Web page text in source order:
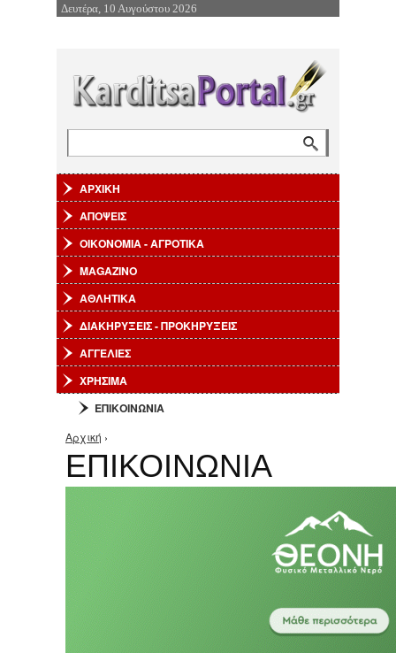
Επιστροφή στην Πλοήγηση
Δευτέρα, 10 Αυγούστου 2026
ΑΡΧΙΚΗ
ΑΠΟΨΕΙΣ
ΟΙΚΟΝΟΜΙΑ - ΑΓΡΟΤΙΚΑ
MAGAZINO
ΑΘΛΗΤΙΚΑ
ΔΙΑΚΗΡΥΞΕΙΣ - ΠΡΟΚΗΡΥΞΕΙΣ
ΑΓΓΕΛΙΕΣ
ΧΡΗΣΙΜΑ
ΕΠΙΚΟΙΝΩΝΙΑ
Είστε εδώ
Αρχική ›
ΕΠΙΚΟΙΝΩΝΙΑ